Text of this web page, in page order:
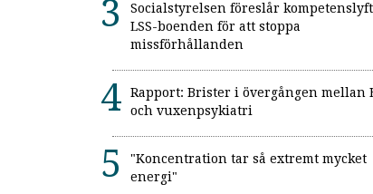
Socialstyrelsen föreslår
LSS-boenden för att stoppa
missförhållanden
Rapport: Brister i övergången mellan
och vuxenpsykiatri
"Koncentration tar så extremt mycket
energi"